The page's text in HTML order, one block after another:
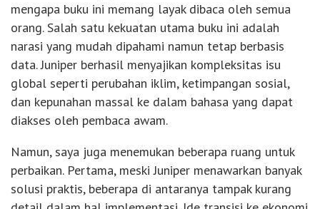
mengapa buku ini memang layak dibaca oleh semua
orang. Salah satu kekuatan utama buku ini adalah
narasi yang mudah dipahami namun tetap berbasis
data. Juniper berhasil menyajikan kompleksitas isu
global seperti perubahan iklim, ketimpangan sosial,
dan kepunahan massal ke dalam bahasa yang dapat
diakses oleh pembaca awam.
Namun, saya juga menemukan beberapa ruang untuk
perbaikan. Pertama, meski Juniper menawarkan banyak
solusi praktis, beberapa di antaranya tampak kurang